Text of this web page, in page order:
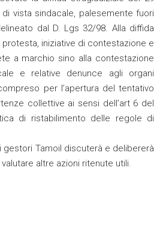
vista sindacale, palesemente fuori
dal D. Lgs 32/98. Alla diffida
iniziative di contestazione e
a marchio sino alla contestazione
e relative denunce agli organi
per l’apertura del tentativo
collettive ai sensi dell’art 6 del
di ristabilimento delle regole di
gestori Tamoil discuterà e delibererà
altre azioni ritenute utili.